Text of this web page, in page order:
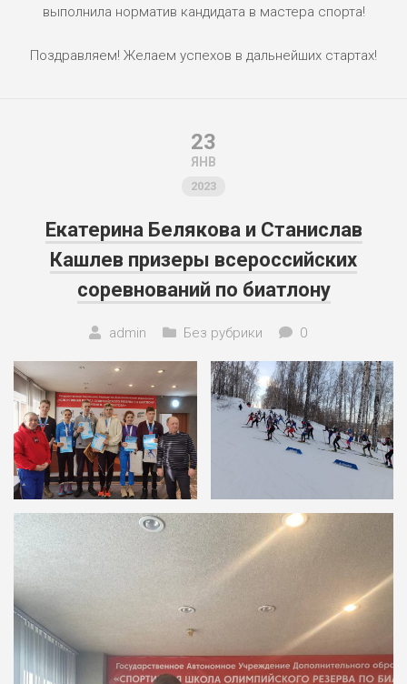
выполнила норматив кандидата в мастера спорта!
Поздравляем! Желаем успехов в дальнейших стартах!
23
ЯНВ
2023
Екатерина Белякова и Станислав
Кашлев призеры всероссийских
соревнований по биатлону
admin Без рубрики 0